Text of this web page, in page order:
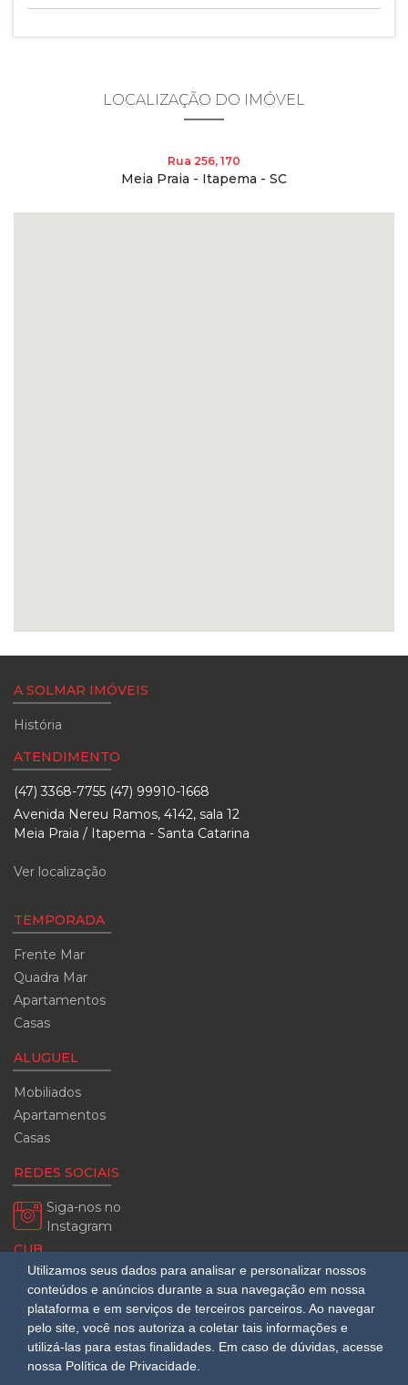
Utilizamos seus dados para analisar e personalizar nossos
conteúdos e anúncios durante a sua navegação em nossa
plataforma e em serviços de terceiros parceiros. Ao navegar
pelo site, você nos autoriza a coletar tais informações e
utilizá-las para estas finalidades. Em caso de dúvidas, acesse
nossa Política de Privacidade.
LOCALIZAÇÃO DO IMÓVEL
Rua 256, 170
Meia Praia - Itapema - SC
A SOLMAR IMÓVEIS
História
ATENDIMENTO
(47) 3368-7755 (47) 99910-1668
Avenida Nereu Ramos, 4142, sala 12
Meia Praia / Itapema - Santa Catarina
Ver localização
TEMPORADA
Frente Mar
Quadra Mar
Apartamentos
Casas
ALUGUEL
Mobiliados
Apartamentos
Casas
REDES SOCIAIS
Siga-nos no
Instagram
CUB
08/2026
R$ 3.151,24